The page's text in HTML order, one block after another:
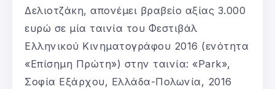
Δελιοτζάκη, απονέμει βραβείο αξίας 3.000
ευρώ σε μία ταινία του Φεστιβάλ
Ελληνικού Κινηματογράφου 2016 (ενότητα
«Επίσημη Πρώτη») στην ταινία: «Park»,
Σοφία Εξάρχου, Ελλάδα-Πολωνία, 2016